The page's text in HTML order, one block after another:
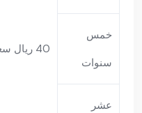
40 ريال سعودي
خمس
سنوات
عشر